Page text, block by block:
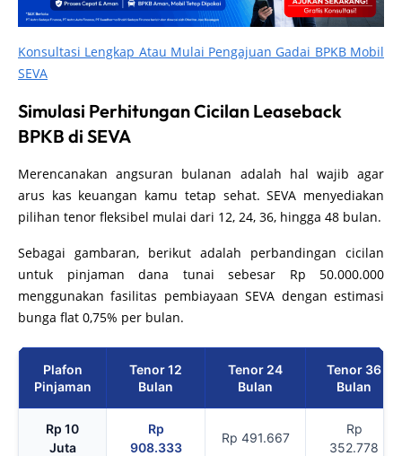
Konsultasi Lengkap Atau Mulai Pengajuan Gadai BPKB Mobil
SEVA
Simulasi Perhitungan Cicilan Leaseback
BPKB di SEVA
Merencanakan angsuran bulanan adalah hal wajib agar
arus kas keuangan kamu tetap sehat. SEVA menyediakan
pilihan tenor fleksibel mulai dari 12, 24, 36, hingga 48 bulan.
Sebagai gambaran, berikut adalah perbandingan cicilan
untuk pinjaman dana tunai sebesar Rp 50.000.000
menggunakan fasilitas pembiayaan SEVA dengan estimasi
bunga flat 0,75% per bulan.
Plafon
Pinjaman
Tenor 12
Bulan
Tenor 24
Bulan
Tenor 36
Bulan
Rp 10
Juta
Rp
908.333
Rp 491.667
Rp
352.778